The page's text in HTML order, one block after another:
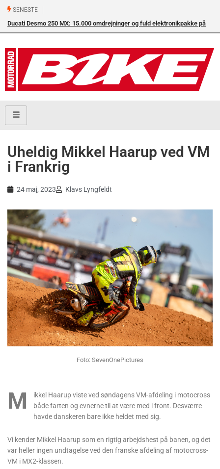
SENESTE
Ducati Desmo 250 MX: 15.000 omdrejninger og fuld elektronikpakke på
Uheldig Mikkel Haarup ved VM
i Frankrig
24 maj, 2023 Klavs Lyngfeldt
Foto: SevenOnePictures
M
ikkel Haarup viste ved søndagens VM-afdeling i motocross
både farten og evnerne til at være med i front. Desværre
havde danskeren bare ikke heldet med sig.
Vi kender Mikkel Haarup som en rigtig arbejdshest på banen, og det
var heller ingen undtagelse ved den franske afdeling af motocross-
VM i MX2-klassen.